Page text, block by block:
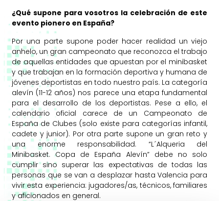
¿Qué supone para vosotros la celebración de este
evento pionero en España?
Por una parte supone poder hacer realidad un viejo
anhelo, un gran campeonato que reconozca el trabajo
de aquellas entidades que apuestan por el minibasket
y que trabajan en la formación deportiva y humana de
jóvenes deportistas en todo nuestro país. La categoría
alevín (11-12 años) nos parece una etapa fundamental
para el desarrollo de los deportistas. Pese a ello, el
calendario oficial carece de un Campeonato de
España de Clubes (solo existe para categorías infantil,
cadete y junior). Por otra parte supone un gran reto y
una enorme responsabilidad. “L´Alqueria del
Minibasket. Copa de España Alevín” debe no solo
cumplir sino superar las expectativas de todas las
personas que se van a desplazar hasta Valencia para
vivir esta experiencia: jugadores/as, técnicos, familiares
y aficionados en general.